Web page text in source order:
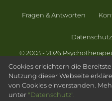
Fragen & Antworten
Datenschutz
© 2003 - 2026
Cookies erleichtern die
Nutzung dieser Webseite
von Cookies einverstanden.
unter "Datenschutz".